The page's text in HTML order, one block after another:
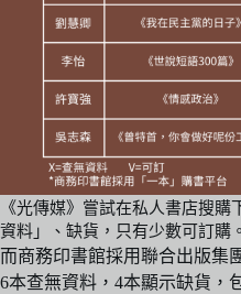
《光傳媒》嘗試在私人書店搜
資料」、缺貨，只有少數可訂購。
而商務印書館採用聯合出版集
6本查無資料，4本顯示缺貨，